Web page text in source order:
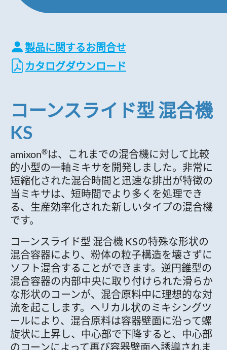
製品に関するお問合せ
カタログダウンロード
コーンスライド型 混合機
KS
amixon®は、これまでの混合機に対して比較
的小型の一軸ミキサを開発しました。非常に
短縮化された混合時間と迅速な排出が特徴の
当ミキサは、短時間でより多くを処理でき
る、生産効率化された新しいタイプの混合機
です。
コーンスライド型 混合機 KSの特殊な形状の
混合容器により、粉体の粒子構造を壊さずに
ソフト混合することができます。逆円錐型の
混合容器の内部中央に取り付けられた滑らか
な形状のコーンが、混合原料中に理想的な対
流を起こします。ヘリカル状のミキシングツ
ールにより、混合原料は容器壁面に沿って螺
旋状に上昇し、中心部で下降すると、中心部
のコーンによって再び容器壁面へ誘導されま